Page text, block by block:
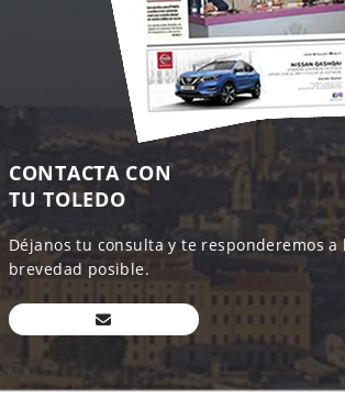
CONTACTA CON
TU TOLEDO
Déjanos tu consulta y te responderemos a
brevedad posible.